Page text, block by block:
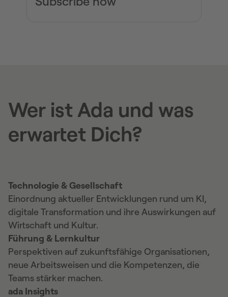
Wer ist Ada und was
erwartet Dich?
Technologie & Gesellschaft
Einordnung aktueller Entwicklungen rund um KI,
digitale Transformation und ihre Auswirkungen auf
Wirtschaft und Kultur.
Führung & Lernkultur
Perspektiven auf zukunftsfähige Organisationen,
neue Arbeitsweisen und die Kompetenzen, die
Teams stärker machen.
ada Insights